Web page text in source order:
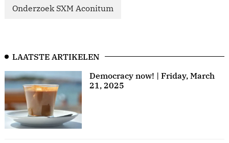
Onderzoek SXM Aconitum
LAATSTE ARTIKELEN
Democracy now! | Friday, March
21, 2025